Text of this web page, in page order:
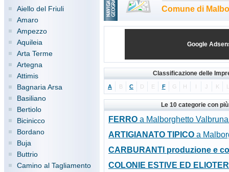
Aiello del Friuli
Amaro
Ampezzo
Aquileia
Arta Terme
Artegna
Attimis
Bagnaria Arsa
Basiliano
Bertiolo
Bicinicco
Bordano
Buja
Buttrio
Camino al Tagliamento
Comune di
Google
Classificazione delle
A B C D E F G H I J K L
Le 10 categorie con
FERRO a Malborghetto
ARTIGIANATO TIPICO a
CARBURANTI produzione e
COLONIE ESTIVE ED